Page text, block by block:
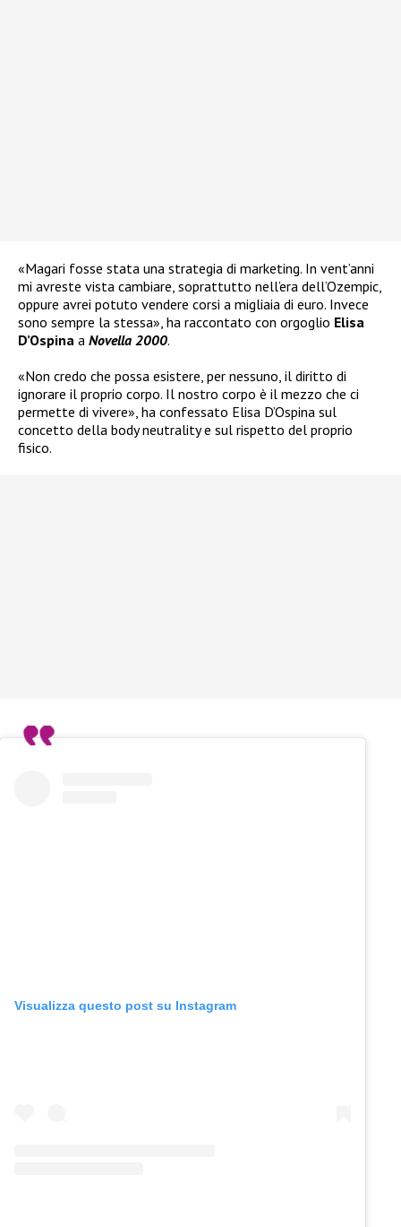
«Magari fosse stata una strategia di marketing. In vent’anni
mi avreste vista cambiare, soprattutto nell’era dell’Ozempic,
oppure avrei potuto vendere corsi a migliaia di euro. Invece
sono sempre la stessa», ha raccontato con orgoglio Elisa
D’Ospina a Novella 2000.
«Non credo che possa esistere, per nessuno, il diritto di
ignorare il proprio corpo. Il nostro corpo è il mezzo che ci
permette di vivere», ha confessato Elisa D’Ospina sul
concetto della body neutrality e sul rispetto del proprio
fisico.
Visualizza questo post su Instagram